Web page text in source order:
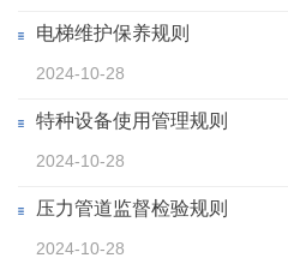
电梯维护保养规则
2024-10-28
特种设备使用管理规则
2024-10-28
压力管道监督检验规则
2024-10-28